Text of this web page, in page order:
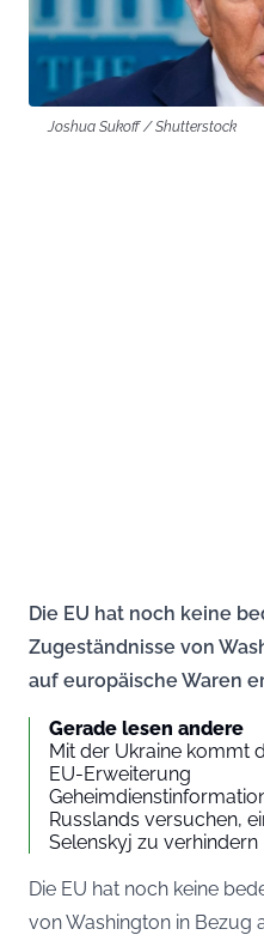
Joshua Sukoff / Shutterstock
Die EU hat noch keine
Zugeständnisse von
auf europäische Waren
Gerade lesen andere
Mit der Ukraine kommt
EU-Erweiterung
Russlands versuchen,
Selenskyj zu verhindern
Die EU hat noch keine
von Washington in Bezug